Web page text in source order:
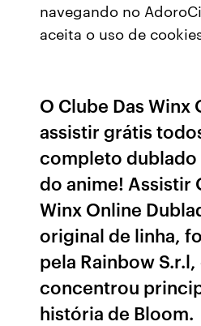
navegando no
aceita o uso de
O Clube Das Winx
assistir grátis
completo dublado
do anime! Assistir
Winx Online
original de linha,
pela Rainbow S.r.l,
concentrou
história de Bloom.